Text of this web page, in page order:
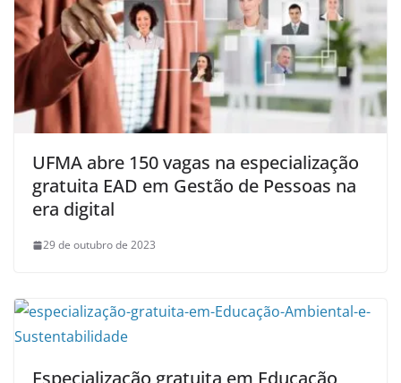
UFMA abre 150 vagas na especialização
gratuita EAD em Gestão de Pessoas na
era digital
29 de outubro de 2023